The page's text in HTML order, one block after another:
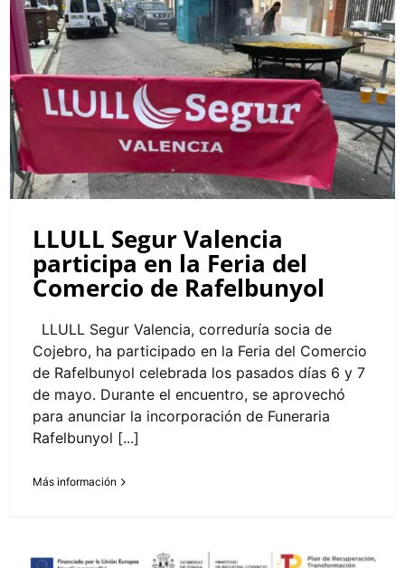
LLULL Segur Valencia participa en la
Feria del Comercio de Rafelbunyol
LLULL Segur Valencia
participa en la Feria del
Comercio de Rafelbunyol
LLULL Segur Valencia, correduría socia de
Cojebro, ha participado en la Feria del Comercio
de Rafelbunyol celebrada los pasados días 6 y 7
de mayo. Durante el encuentro, se aprovechó
para anunciar la incorporación de Funeraria
Rafelbunyol [...]
Más información